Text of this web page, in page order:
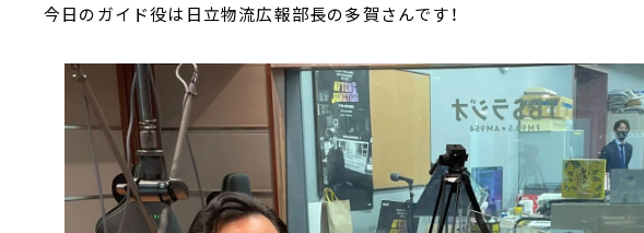
今日のガイド役は日立物流広報部長の多賀さんです！